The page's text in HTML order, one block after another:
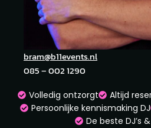
bram@b11events.nl
085 – 002 1290
Volledig ontzorgt Altijd
Persoonlijke kennismaking DJ
De beste DJ’s